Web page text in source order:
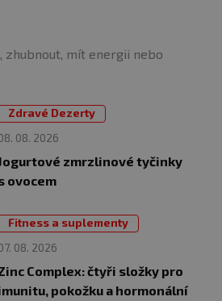
zhubnout, mít energii nebo
08. 2026
Zdravé Dezerty
zmrzlinové tyčinky
ovocem
08. 2026
Fitness a suplementy
Complex: čtyři složky pro
pokožku a hormonální